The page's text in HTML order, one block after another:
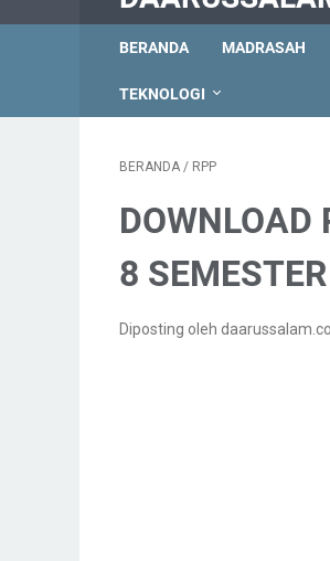
BERANDA MADRASAH
TEKNOLOGI
BERANDA / RPP
8
Diposting oleh